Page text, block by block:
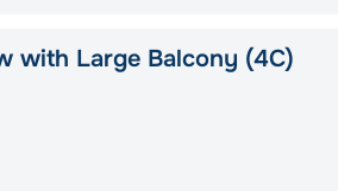
with Large Balcony (4C)